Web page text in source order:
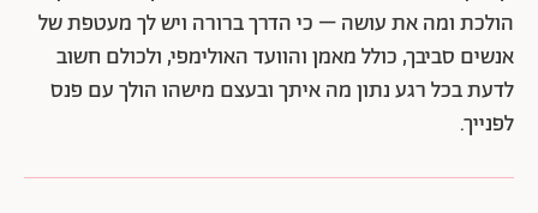
הולכת ומה את עושה – כי הדרך ברורה ויש לך מעטפת של
אנשים סביבך, כולל מאמן והוועד האולימפי, ולכולם חשוב
לדעת בכל רגע נתון מה איתך ובעצם מישהו הולך עם פנס
לפנייך.